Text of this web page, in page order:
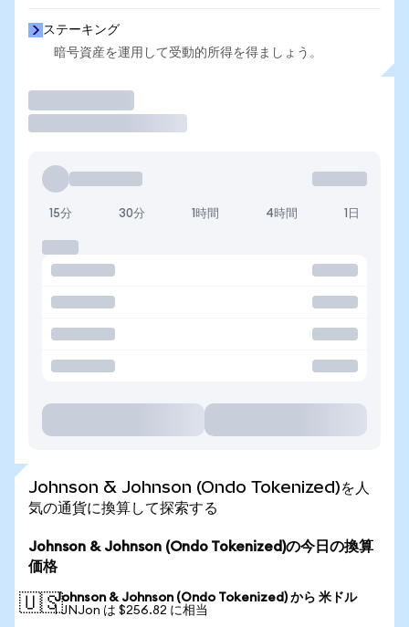
ステーキング
暗号資産を運用して受動的所得を得ましょう。
15分 30分 1時間 4時間 1日
Johnson & Johnson (Ondo Tokenized)を人
気の通貨に換算して探索する
Johnson & Johnson (Ondo Tokenized)の今日の換算
価格
🇺🇸Johnson & Johnson (Ondo Tokenized) から 米ドル
1 JNJon は $256.82 に相当